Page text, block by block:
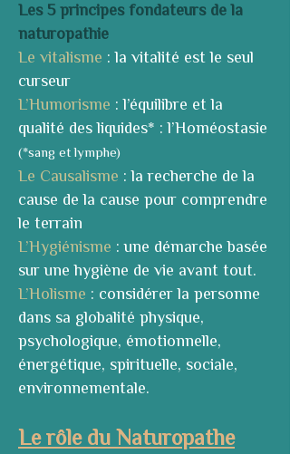
Les 5 principes fondateurs de la
naturopathie
Le vitalisme : la vitalité est le seul
curseur
L’Humorisme : l’équilibre et la
qualité des liquides* : l’Homéostasie
(*sang et lymphe)
Le Causalisme : la recherche de la
cause de la cause pour comprendre
le terrain
L’Hygiénisme : une démarche basée
sur une hygiène de vie avant tout.
L’Holisme : considérer la personne
dans sa globalité physique,
psychologique, émotionnelle,
énergétique, spirituelle, sociale,
environnementale.
Le rôle du Naturopathe